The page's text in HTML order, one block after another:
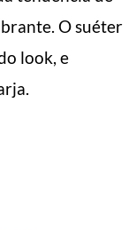
O suéter
look, e